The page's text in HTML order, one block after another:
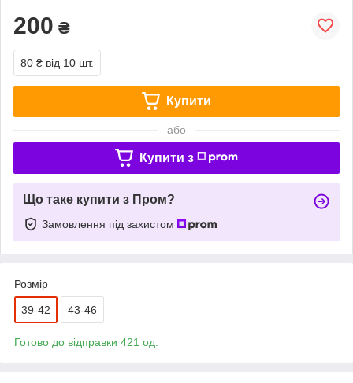
200 ₴
80 ₴ від 10 шт.
Купити
або
Купити з
Що таке купити з Пром?
Замовлення під захистом
Розмір
39-42 43-46
Готово до відправки 421 од.